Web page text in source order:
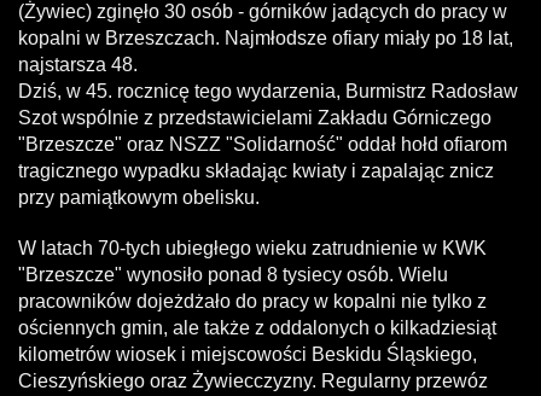
(Żywiec) zginęło 30 osób - górników jadących do pracy w
kopalni w Brzeszczach. Najmłodsze ofiary miały po 18 lat,
najstarsza 48.
Dziś, w 45. rocznicę tego wydarzenia, Burmistrz Radosław
Szot wspólnie z przedstawicielami Zakładu Górniczego
"Brzeszcze" oraz NSZZ "Solidarność" oddał hołd ofiarom
tragicznego wypadku składając kwiaty i zapalając znicz
przy pamiątkowym obelisku.
W latach 70-tych ubiegłego wieku zatrudnienie w KWK
"Brzeszcze" wynosiło ponad 8 tysiecy osób. Wielu
pracowników dojeżdżało do pracy w kopalni nie tylko z
ościennych gmin, ale także z oddalonych o kilkadziesiąt
kilometrów wiosek i miejscowości Beskidu Śląskiego,
Cieszyńskiego oraz Żywiecczyzny. Regularny przewóz